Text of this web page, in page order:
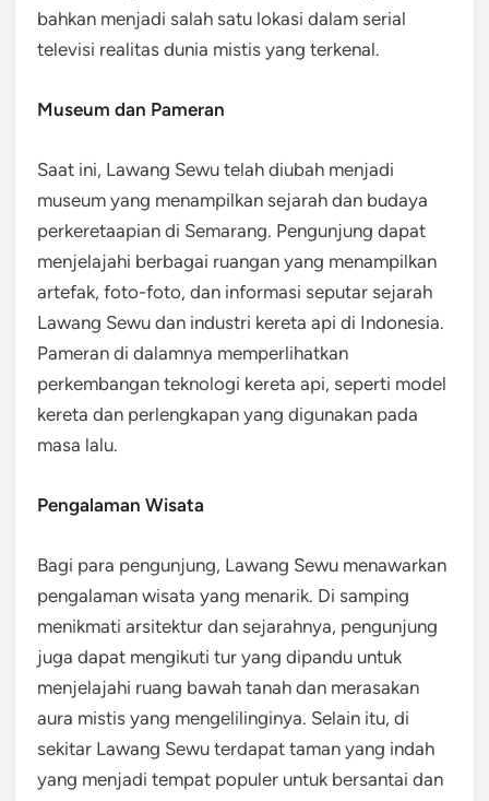
bahkan menjadi salah satu lokasi dalam serial
televisi realitas dunia mistis yang terkenal.
Museum dan Pameran
Saat ini, Lawang Sewu telah diubah menjadi
museum yang menampilkan sejarah dan budaya
perkeretaapian di Semarang. Pengunjung dapat
menjelajahi berbagai ruangan yang menampilkan
artefak, foto-foto, dan informasi seputar sejarah
Lawang Sewu dan industri kereta api di Indonesia.
Pameran di dalamnya memperlihatkan
perkembangan teknologi kereta api, seperti model
kereta dan perlengkapan yang digunakan pada
masa lalu.
Pengalaman Wisata
Bagi para pengunjung, Lawang Sewu menawarkan
pengalaman wisata yang menarik. Di samping
menikmati arsitektur dan sejarahnya, pengunjung
juga dapat mengikuti tur yang dipandu untuk
menjelajahi ruang bawah tanah dan merasakan
aura mistis yang mengelilinginya. Selain itu, di
sekitar Lawang Sewu terdapat taman yang indah
yang menjadi tempat populer untuk bersantai dan